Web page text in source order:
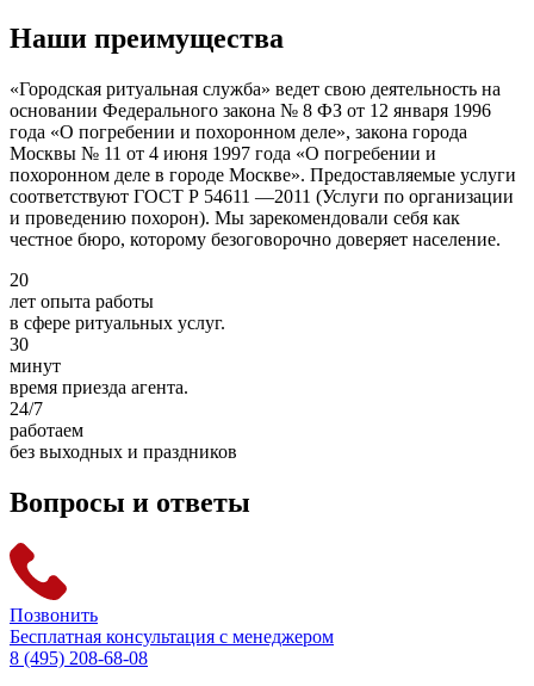
Наши преимущества
«Городская ритуальная служба» ведет свою деятельность на
основании Федерального закона № 8 ФЗ от 12 января 1996
года «О погребении и похоронном деле», закона города
Москвы № 11 от 4 июня 1997 года «О погребении и
похоронном деле в городе Москве». Предоставляемые услуги
соответствуют ГОСТ Р 54611 —2011 (Услуги по организации
и проведению похорон). Мы зарекомендовали себя как
честное бюро, которому безоговорочно доверяет население.
20
лет опыта работы
в сфере ритуальных услуг.
30
минут
время приезда агента.
24/7
работаем
без выходных и праздников
Вопросы и ответы
Позвонить
Бесплатная консультация с менеджером
8 (495) 208-68-08